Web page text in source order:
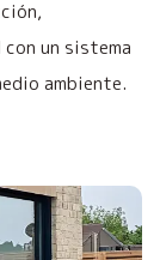
un sistema
ambiente.